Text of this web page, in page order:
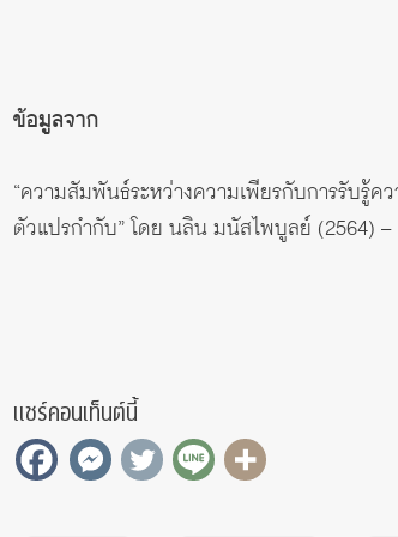
ข้อมูลจาก
“ความสัมพันธ์ระหว่างความเพียรกับการรับรู้
ตัวแปรกำกับ” โดย นลิน มนัสไพบูลย์ (2564) –
แชร์คอนเท็นต์นี้